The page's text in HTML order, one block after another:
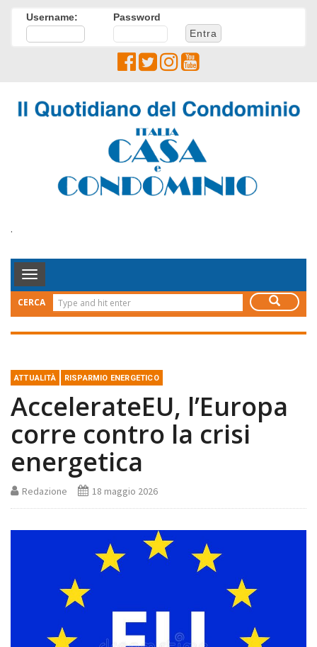
Username: Password
.
Toggle
Navigation
CERCA
ATTUALITÀ RISPARMIO ENERGETICO
AccelerateEU, l’Europa
corre contro la crisi
energetica
Redazione 18 maggio 2026